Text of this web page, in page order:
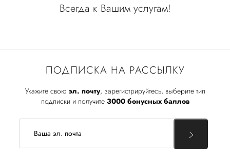
ПОДПИСКА НА РАССЫЛКУ
Укажите свою эл. почту, зарегистрируйтесь, выберите тип
подписки и получите 3000 бонусных баллов
Всегда к Вашим услугам!